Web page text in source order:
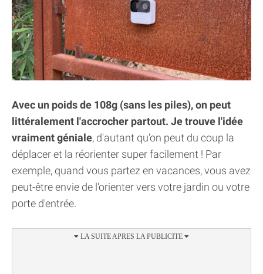
Avec un poids de 108g (sans les piles), on peut
littéralement l'accrocher partout. Je trouve l'idée
vraiment géniale, d'autant qu'on peut du coup la
déplacer et la réorienter super facilement ! Par
exemple, quand vous partez en vacances, vous avez
peut-être envie de l'orienter vers votre jardin ou votre
porte d'entrée.